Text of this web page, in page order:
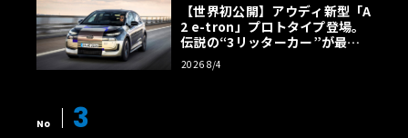
【世界初公開】アウディ新型「A
2 e-tron」プロトタイプ登場。
伝説の“3リッターカー”が最高
効率エントリーBEVとして復活
【画像38枚】
2026 8/4
No 3